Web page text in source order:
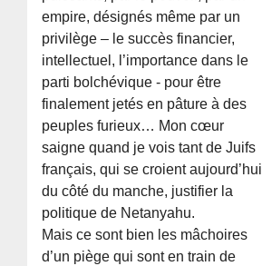
empire, désignés même par un
privilège – le succès financier,
intellectuel, l’importance dans le
parti bolchévique - pour être
finalement jetés en pâture à des
peuples furieux… Mon cœur
saigne quand je vois tant de Juifs
français, qui se croient aujourd’hui
du côté du manche, justifier la
politique de Netanyahu.
Mais ce sont bien les mâchoires
d’un piège qui sont en train de